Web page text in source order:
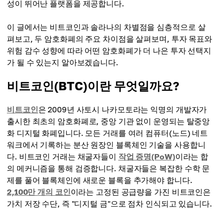
성이 뛰어난 플랫폼을 제공합니다.
이 글에서는 비트코인과 솔라나의 차별점을 심층적으로 살
펴보고, 두 암호화폐의 주요 차이점을 살펴보며, 투자 목표와
위험 감수 성향에 따라 어떤 암호화폐가 더 나은 투자 선택지
가 될 수 있는지 알아보겠습니다.
비트코인(BTC)이란 무엇일까요?
비트코인은 2009년 사토시 나카모토라는 익명의 개발자가
출시한 최초의 암호화폐로, 중앙 기관 없이 운영되는 탈중앙
화 디지털 화폐입니다. 모든 거래를 여러 컴퓨터(노드) 네트
워크에서 기록하는 분산 원장인 블록체인 기술을 사용합니
다. 비트코인 거래는 채굴자들이 작업 증명(PoW)이라는 합
의 메커니즘을 통해 검증합니다. 채굴자들은 복잡한 수학 문
제를 풀어 블록체인에 새로운 블록을 추가해야 합니다.
2,100만 개의 코인이라는 고정된 공급량을 가진 비트코인은
가치 저장 수단, 즉 "디지털 금"으로 점차 인식되고 있습니다.